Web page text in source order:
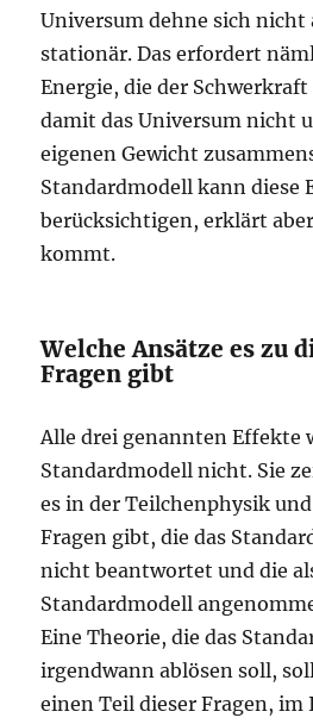
Universum dehne sich nicht
stationär. Das erfordert
Energie, die der
damit das Universum nicht
eigenen Gewicht
Standardmodell kann diese
berücksichtigen, erklärt
kommt.
Welche Ansätze es zu
Fragen gibt
Alle drei genannten Effekte
Standardmodell nicht. Sie
es in der Teilchenphysik
Fragen gibt, die das
nicht beantwortet und die
Standardmodell
Eine Theorie, die das
irgendwann ablösen soll,
einen Teil dieser Fragen, im